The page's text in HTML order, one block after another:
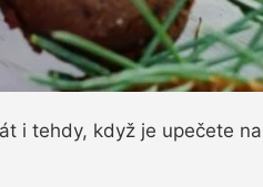
i tehdy, když je upečete na